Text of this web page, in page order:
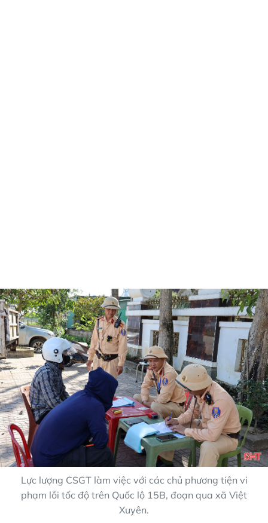
Lực lượng CSGT làm việc với các chủ phương tiện vi
phạm lỗi tốc độ trên Quốc lộ 15B, đoạn qua xã Việt
Xuyên.